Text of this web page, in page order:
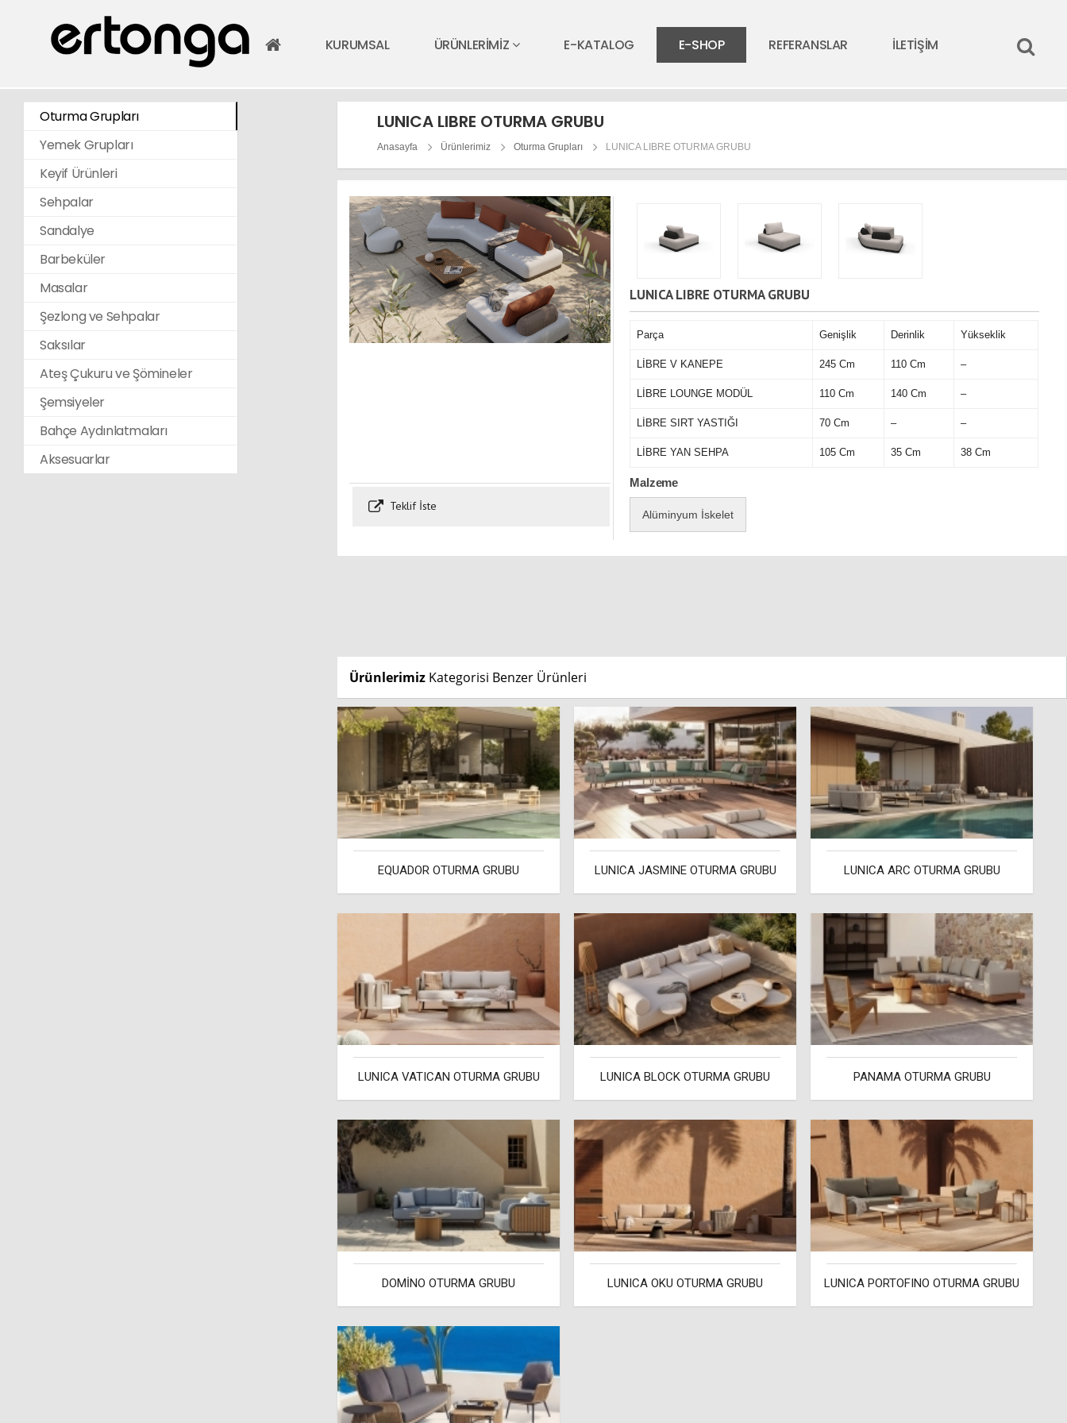
KURUMSAL ÜRÜNLERİMİZ E-KATALOG E-SHOP REFERANSLAR İLETİŞİM
Oturma Grupları
Yemek Grupları
Keyif Ürünleri
Sehpalar
Sandalye
Barbeküler
Masalar
Şezlong ve Sehpalar
Saksılar
Ateş Çukuru ve Şömineler
Şemsiyeler
Bahçe Aydınlatmaları
Aksesuarlar
LUNICA LIBRE OTURMA GRUBU
Anasayfa Ürünlerimiz Oturma Grupları LUNICA LIBRE OTURMA GRUBU
Teklif İste
LUNICA LIBRE OTURMA GRUBU
Parça Genişlik Derinlik Yükseklik
LİBRE V KANEPE 245 Cm 110 Cm –
LİBRE LOUNGE MODÜL 110 Cm 140 Cm –
LİBRE SIRT YASTIĞI 70 Cm – –
LİBRE YAN SEHPA 105 Cm 35 Cm 38 Cm
Malzeme
Alüminyum İskelet
Ürünlerimiz Kategorisi Benzer Ürünleri
EQUADOR OTURMA GRUBU LUNICA JASMINE OTURMA GRUBU LUNICA ARC OTURMA GRUBU
LUNICA VATICAN OTURMA GRUBU LUNICA BLOCK OTURMA GRUBU PANAMA OTURMA GRUBU
DOMİNO OTURMA GRUBU LUNICA OKU OTURMA GRUBU LUNICA PORTOFINO OTURMA GRUBU